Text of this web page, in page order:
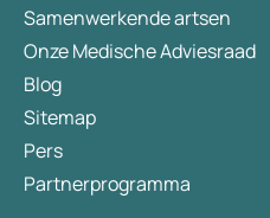
Samenwerkende artsen
Onze Medische Adviesraad
Blog
Sitemap
Pers
Partnerprogramma